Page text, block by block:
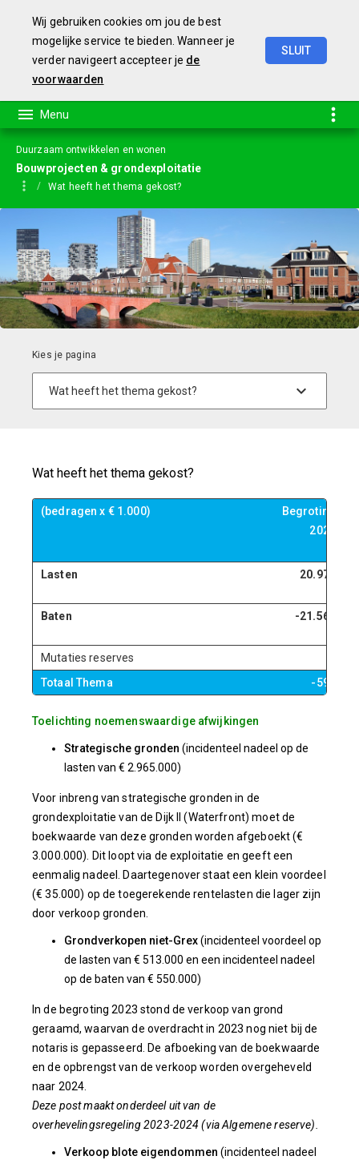
Wij gebruiken cookies om jou de best
mogelijke service te bieden. Wanneer je
verder navigeert accepteer je de
voorwaarden
SLUIT
Duurzaam ontwikkelen en wonen
Bouwprojecten & grondexploitatie
Wat heeft het thema gekost?
Wat heeft het thema gekost?
(bedragen x € 1.000)
Begroting
2023
Lasten
20.974
Baten -21.564
Mutaties reserves
Totaal Thema
-590
Toelichting noemenswaardige afwijkingen
Strategische gronden (incidenteel nadeel op de
lasten van € 2.965.000)
Voor inbreng van strategische gronden in de
grondexploitatie van de Dijk II (Waterfront) moet de
boekwaarde van deze gronden worden afgeboekt (€
3.000.000). Dit loopt via de exploitatie en geeft een
eenmalig nadeel. Daartegenover staat een klein voordeel
(€ 35.000) op de toegerekende rentelasten die lager zijn
door verkoop gronden.
Grondverkopen niet-Grex(incidenteel voordeel op
de lasten van € 513.000 en een incidenteel nadeel
op de baten van € 550.000)
In de begroting 2023 stond de verkoop van grond
geraamd, waarvan de overdracht in 2023 nog niet bij de
notaris is gepasseerd. De afboeking van de boekwaarde
en de opbrengst van de verkoop worden overgeheveld
naar 2024.
Deze post maakt onderdeel uit van de
overhevelingsregeling 2023-2024 (via Algemene reserve).
Verkoop blote eigendommen (incidenteel nadeel